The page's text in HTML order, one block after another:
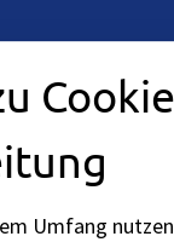
Umfang